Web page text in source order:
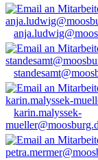
karin.malyssek-